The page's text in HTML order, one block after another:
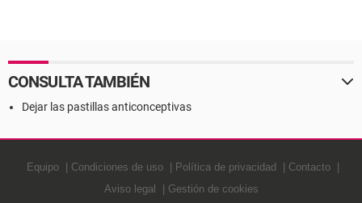
CONSULTA TAMBIÉN
Dejar las pastillas anticonceptivas
Equipo Condiciones de uso Política de privacidad
Contacto
Aviso legal
Gestión de cookies